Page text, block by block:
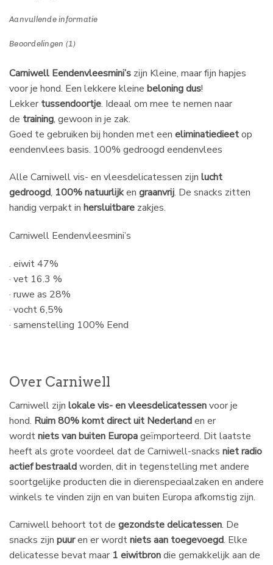
Aanvullende informatie
Beoordelingen (1)
Carniwell Eendenvleesmini’s zijn Kleine, maar fijn hapjes
voor je hond. Een lekkere kleine beloning dus!
Lekker tussendoortje. Ideaal om mee te nemen naar
de training, gewoon in je zak.
Goed te gebruiken bij honden met een eliminatiedieetop
eendenvlees basis. 100% gedroogd eendenvlees
Alle Carniwell vis- en vleesdelicatessen zijn lucht
gedroogd, 100% natuurlijken graanvrij. De snacks zitten
handig verpakt in hersluitbare zakjes.
Carniwell Eendenvleesmini’s
. eiwit 47%
· vet 16.3 %
· ruwe as 28%
· vocht 6,5%
· samenstelling 100% Eend
Over Carniwell
Carniwell zijn lokale vis- en vleesdelicatessenvoor je
hond. Ruim 80% komt direct uit Nederlanden er
wordtniets van buiten Europageïmporteerd. Dit laatste
heeft als grote voordeel dat de Carniwell-snacks niet radio
actief bestraaldworden, dit in tegenstelling met andere
soortgelijke producten die in dierenspeciaalzaken en andere
winkels te vinden zijn en van buiten Europa afkomstig zijn.
Carniwell behoort tot de gezondste delicatessen. De
snacks zijn puuren er wordtniets aan toegevoegd. Elke
delicatesse bevat maar 1 eiwitbrondie gemakkelijk aan de